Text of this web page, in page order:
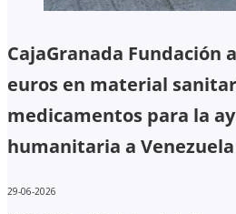
CajaGranada Fundación
euros en material
medicamentos para la
humanitaria a Venezuela
29-06-2026